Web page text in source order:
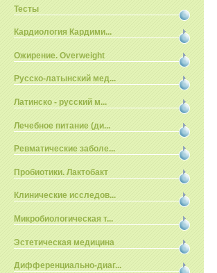
Тесты
Кардиология Кардими...
Ожирение. Overweight
Русско-латынский мед...
Латинско - русский м...
Лечебное питание (ди...
Ревматические заболе...
Пробиотики. Лактобакт
Клинические исследов...
Микробиологическая т...
Эстетическая медицина
Дифференциально-диаг...